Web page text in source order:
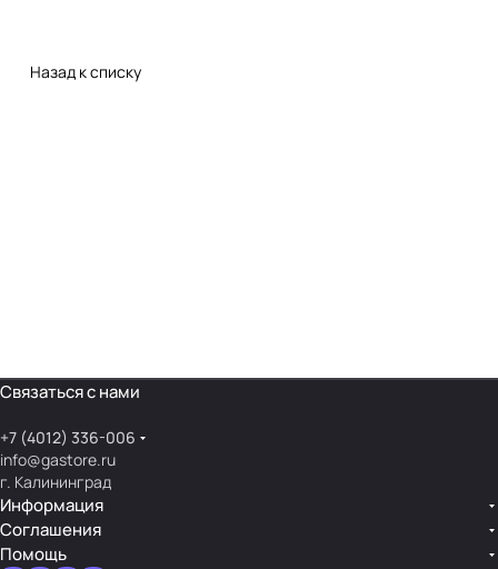
Назад к списку
Связаться с нами
+7 (4012) 336-006
info@gastore.ru
г. Калининград
Информация
Соглашения
Помощь